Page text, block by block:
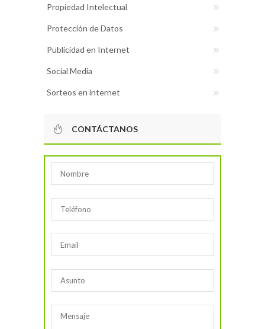
Propiedad Intelectual
Protección de Datos
Publicidad en Internet
Social Media
Sorteos en internet
CONTÁCTANOS